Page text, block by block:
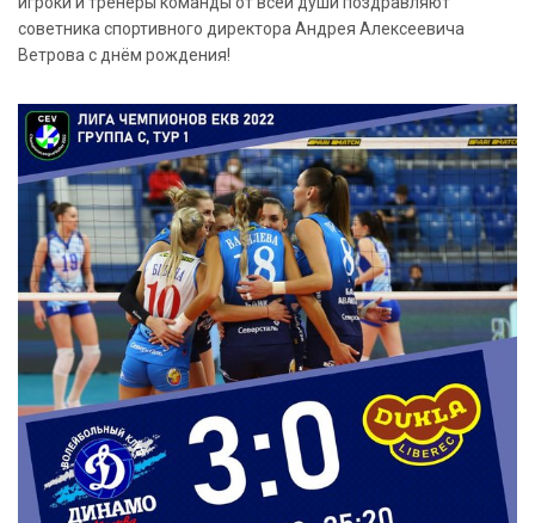
советника спортивного директора Андрея Алексеевича
Ветрова с днём рождения!